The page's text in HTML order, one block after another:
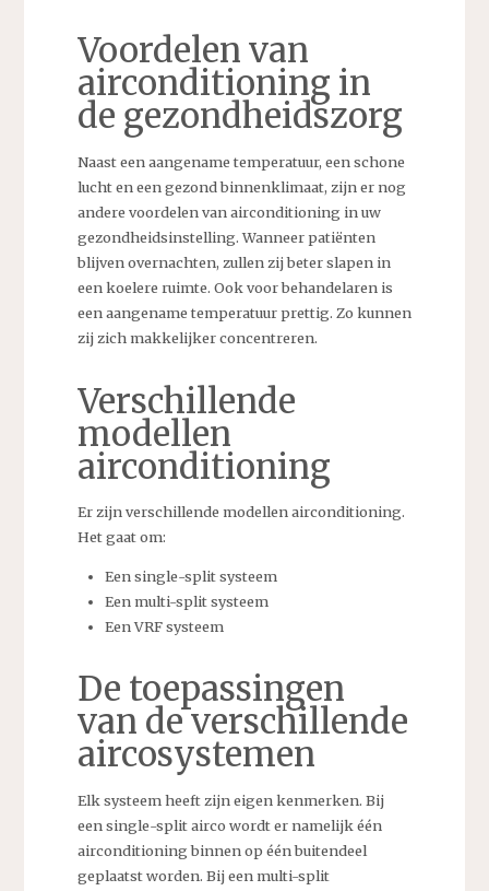
Voordelen van
airconditioning in
de gezondheidszorg
Naast een aangename temperatuur, een schone
lucht en een gezond binnenklimaat, zijn er nog
andere voordelen van airconditioning in uw
gezondheidsinstelling. Wanneer patiënten
blijven overnachten, zullen zij beter slapen in
een koelere ruimte. Ook voor behandelaren is
een aangename temperatuur prettig. Zo kunnen
zij zich makkelijker concentreren.
Verschillende
modellen
airconditioning
Er zijn verschillende modellen airconditioning.
Het gaat om:
Een single-split systeem
Een multi-split systeem
Een VRF systeem
De toepassingen
van de verschillende
aircosystemen
Elk systeem heeft zijn eigen kenmerken. Bij
een single-split airco wordt er namelijk één
airconditioning binnen op één buitendeel
geplaatst worden. Bij een multi-split